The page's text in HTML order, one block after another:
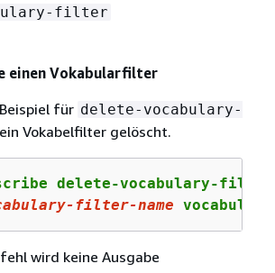
filter
einen Vokabularfilter
für delete-vocabulary-
Vokabelfilter gelöscht.
delete-vocabulary-
filter-name
wird keine Ausgabe